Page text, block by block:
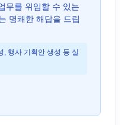
무를 위임할 수 있는
명쾌한 해답을 드립
, 행사 기획안 생성 등 실